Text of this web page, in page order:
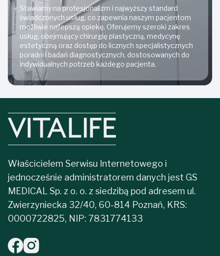
Stawiamy na profesjonalizm i najwyższy standard
świadczonych usług, co zapewnia naszym pacjentom
możliwie najlepszą opiekę. Oferujemy szeroki zakres
usług, obejmujący chirurgię plastyczną, medycynę
estetyczną oraz dostęp do licznych specjalistycznych
poradni i badań diagnostycznych, dostosowanych do
indywidualnych potrzeb każdego pacjenta.
Właścicielem Serwisu Internetowego i
jednocześnie administratorem danych jest GS
MEDICAL Sp. z o. o. z siedzibą pod adresem ul.
Zwierzyniecka 32/40, 60-814 Poznań, KRS:
0000722825, NIP: 7831774133